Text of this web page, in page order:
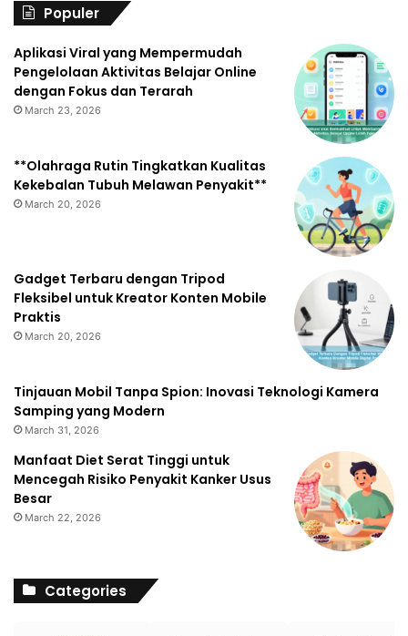
Populer
Aplikasi Viral yang Mempermudah
Pengelolaan Aktivitas Belajar Online
dengan Fokus dan Terarah
March 23, 2026
**Olahraga Rutin Tingkatkan Kualitas
Kekebalan Tubuh Melawan Penyakit**
March 20, 2026
Gadget Terbaru dengan Tripod
Fleksibel untuk Kreator Konten Mobile
Praktis
March 20, 2026
Tinjauan Mobil Tanpa Spion: Inovasi Teknologi Kamera
Samping yang Modern
March 31, 2026
Manfaat Diet Serat Tinggi untuk
Mencegah Risiko Penyakit Kanker Usus
Besar
March 22, 2026
Categories